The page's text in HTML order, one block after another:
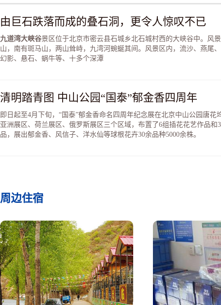
由巨石跌落而成的叠石洞，更令人惊叹不已
九道湾大峡谷景区位于北京市密云县石城乡北石城村西的大峡谷中。风
山，南有斑马山，两山耸峙，九湾河蜿蜒其间。风景区内，流沙、燕尾
幻影、悬石、蜗牛等、十多个深潭
清明踏青图 中山公园“国泰”郁金香四周年
即日起至4月下旬，“国泰”郁金香命名四周年纪念展在北京中山公园唐花
亚洲展区、荷兰展区、俄罗斯展区三个区域，布置了6组插花花艺作品和
品，展出郁金香、风信子、洋水仙等球根花卉30余品种5000余株。
周边住宿